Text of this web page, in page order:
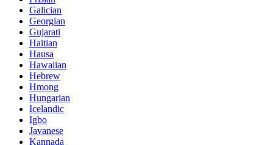
Galician
Georgian
Gujarati
Haitian
Hausa
Hawaiian
Hebrew
Hmong
Hungarian
Icelandic
Igbo
Javanese
Kannada